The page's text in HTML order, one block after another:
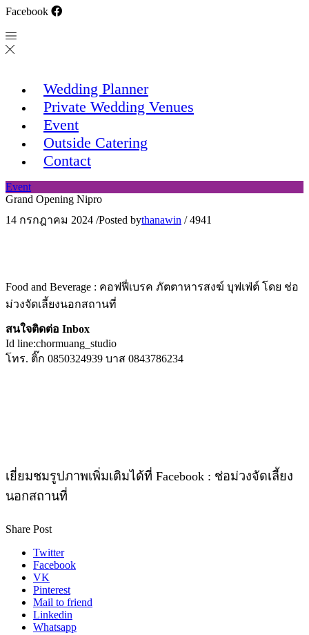
Facebook
Wedding Planner
Private Wedding Venues
Event
Outside Catering
Contact
Event
Grand Opening Nipro
14 กรกฎาคม 2024 /Posted bythanawin / 4941
Food and Beverage : คอฟฟี่เบรค ภัตตาหารสงฆ์ บุฟเฟ่ต์ โดย ช่อ
ม่วงจัดเลี้ยงนอกสถานที่
สนใจติดต่อ​ Inbox
Id​ line​:chormuang_studio
โทร. ติ๊ก​ 0850324939 บาส​ 0843786234
เยี่ยมชมรูปภาพเพิ่มเติมได้ที่ Facebook : ช่อม่วงจัดเลี้ยง
นอกสถานที่
Share Post
Twitter
Facebook
VK
Pinterest
Mail to friend
Linkedin
Whatsapp